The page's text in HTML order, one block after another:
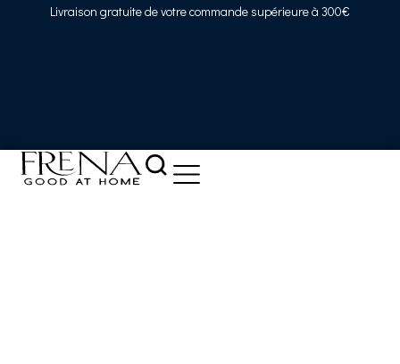
Livraison gratuite de votre commande supérieure à 300€